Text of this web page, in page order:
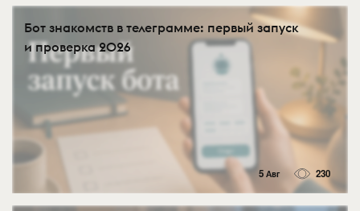
Бот знакомств в телеграмме: первый запуск
и проверка 2026
5 Авг 230